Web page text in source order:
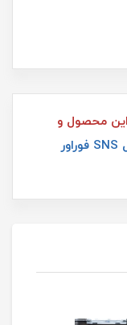
محصول و
رژگونه سنشوال SNS فوراور